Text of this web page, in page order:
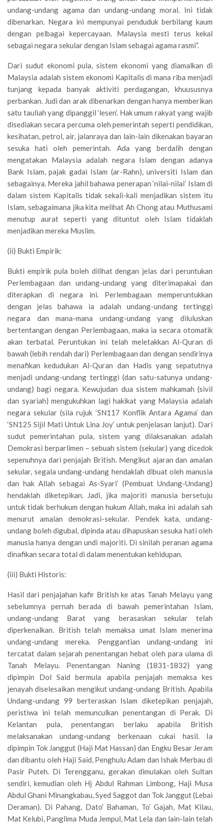
undang-undang agama dan undang-undang moral. Ini tidak
dibenarkan. Negara ini mempunyai penduduk berbilang kaum
dengan pelbagai kepercayaan. Malaysia mesti terus kekal
sebagai negara sekular dengan Islam sebagai agama rasmi”.
Dari sudut ekonomi pula, sistem ekonomi yang diamalkan di
Malaysia adalah sistem ekonomi Kapitalis di mana riba menjadi
tunjang kepada banyak aktiviti perdagangan, khuususnya
perbankan. Judi dan arak dibenarkan dengan hanya memberikan
satu tauliah yang dipanggil ‘lesen’. Hak umum rakyat yang wajib
disediakan secara percuma oleh pemerintah seperti pendidikan,
kesihatan, petrol, air, jalanraya dan lain-lain dikenakan bayaran
sesuka hati oleh pemerintah. Ada yang berdalih dengan
mengatakan Malaysia adalah negara Islam dengan adanya
Bank Islam, pajak gadai Islam (ar-Rahn), universiti Islam dan
sebagainya. Mereka jahil bahawa penerapan ‘nilai-nilai’ Islam di
dalam sistem Kapitalis tidak sekali-kali menjadikan sistem itu
Islam, sebagaimana jika kita melihat Ah Chong atau Muthusami
menutup aurat seperti yang dituntut oleh Islam tidaklah
menjadikan mereka Muslim.
(ii) Bukti Empirik:
Bukti empirik pula boleh dilihat dengan jelas dari peruntukan
Perlembagaan dan undang-undang yang diterimapakai dan
diterapkan di negara ini. Perlembagaan memperuntukkan
dengan jelas bahawa ia adalah undang-undang tertinggi
negara dan mana-mana undang-undang yang diluluskan
bertentangan dengan Perlembagaan, maka ia secara otomatik
akan terbatal. Peruntukan ini telah meletakkan Al-Quran di
bawah (lebih rendah dari) Perlembagaan dan dengan sendirinya
menafikan kedudukan Al-Quran dan Hadis yang sepatutnya
menjadi undang-undang tertinggi (dan satu-satunya undang-
undang) bagi negara. Kewujudan dua sistem mahkamah (sivil
dan syariah) mengukuhkan lagi hakikat yang Malaysia adalah
negara sekular (sila rujuk ‘SN117 Konflik Antara Agama’ dan
‘SN125 Sijil Mati Untuk Lina Joy’ untuk penjelasan lanjut). Dari
sudut pemerintahan pula, sistem yang dilaksanakan adalah
Demokrasi berparlimen – sebuah sistem (sekular) yang dicedok
sepenuhnya dari penjajah British. Mengikut ajaran dan amalan
sekular, segala undang-undang hendaklah dibuat oleh manusia
dan hak Allah sebagai As-Syari’ (Pembuat Undang-Undang)
hendaklah diketepikan. Jadi, jika majoriti manusia bersetuju
untuk tidak berhukum dengan hukum Allah, maka ini adalah sah
menurut amalan demokrasi-sekular. Pendek kata, undang-
undang boleh digubal, dipinda atau dihapuskan sesuka hati oleh
manusia hanya dengan undi majoriti. Di sinilah peranan agama
dinafikan secara total di dalam menentukan kehidupan.
(iii) Bukti Historis:
Hasil dari penjajahan kafir British ke atas Tanah Melayu yang
sebelumnya pernah berada di bawah pemerintahan Islam,
undang-undang Barat yang berasaskan sekular telah
diperkenalkan. British telah memaksa umat Islam menerima
undang-undang mereka. Penggantian undang-undang ini
tercatat dalam sejarah penentangan hebat oleh para ulama di
Tanah Melayu. Penentangan Naning (1831-1832) yang
dipimpin Dol Said bermula apabila penjajah memaksa kes
jenayah diselesaikan mengikut undang-undang British. Apabila
Undang-undang 99 berteraskan Islam diketepikan penjajah,
peristiwa ini telah memunculkan penentangan di Perak. Di
Kelantan pula, penentangan berlaku apabila British
melaksanakan undang-undang berkenaan cukai hasil. Ia
dipimpin Tok Janggut (Haji Mat Hassan) dan Engku Besar Jeram
dan dibantu oleh Haji Said, Penghulu Adam dan Ishak Merbau di
Pasir Puteh. Di Terengganu, gerakan dimulakan oleh Sultan
sendiri, kemudian oleh Hj Abdul Rahman Limbong, Haji Musa
Abdul Ghani Minangkabau, Syed Saggot dan Tok Janggut (Lebai
Deraman). Di Pahang, Dato’ Bahaman, To’ Gajah, Mat Kilau,
Mat Kelubi, Panglima Muda Jempul, Mat Lela dan lain-lain telah